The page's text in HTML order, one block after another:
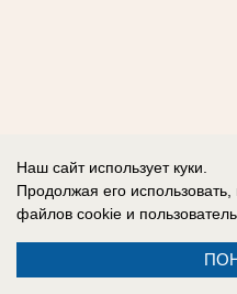
Наш сайт использует куки.
Продолжая его
файлов cookie и